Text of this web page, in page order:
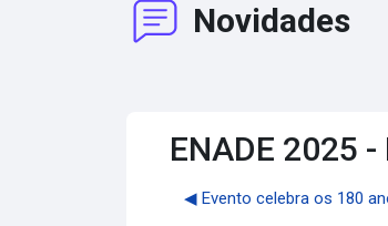
Novidades
ENADE 2025
◀︎ Evento celebra os 180